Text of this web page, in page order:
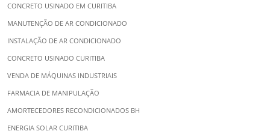
CONCRETO USINADO EM CURITIBA
MANUTENÇÃO DE AR CONDICIONADO
INSTALAÇÃO DE AR CONDICIONADO
CONCRETO USINADO CURITIBA
VENDA DE MÁQUINAS INDUSTRIAIS
FARMACIA DE MANIPULAÇÃO
AMORTECEDORES RECONDICIONADOS BH
ENERGIA SOLAR CURITIBA